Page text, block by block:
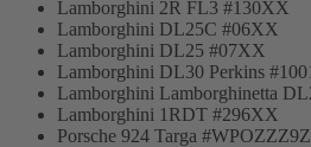
Lamborghini 2R FL3 #130XX
Lamborghini DL25C #06XX
Lamborghini DL25 #07XX
Lamborghini DL30 Perkins
Lamborghini Lamborghinetta
Lamborghini 1RDT #296XX
Porsche 924 Targa